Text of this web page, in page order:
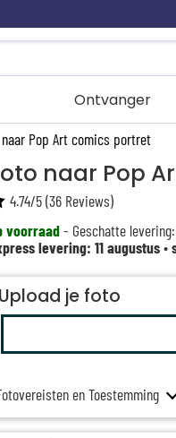
Ontvanger
Pop Art comics portret
naar Pop
voorraad- Geschatte levering:
levering: 11 augustus•
4.74/5(36Reviews)
Upload je foto
en Toestemming